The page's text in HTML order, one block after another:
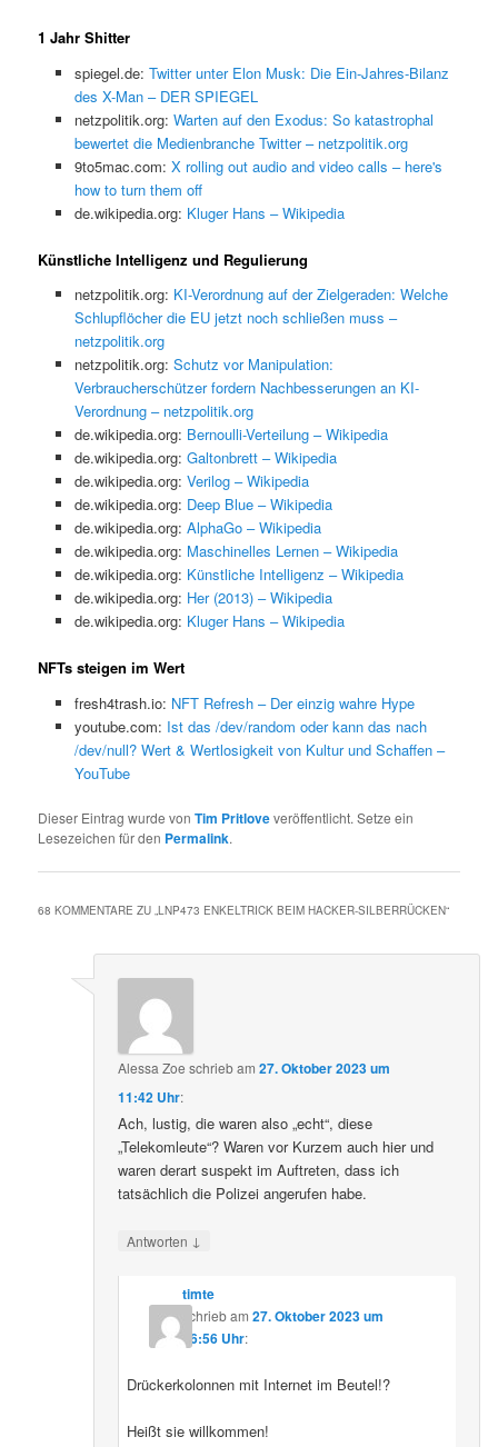
1 Jahr Shitter
spiegel.de: Twitter unter Elon Musk: Die Ein-Jahres-Bilanz
des X-Man – DER SPIEGEL
netzpolitik.org: Warten auf den Exodus: So katastrophal
bewertet die Medienbranche Twitter – netzpolitik.org
9to5mac.com: X rolling out audio and video calls – here's
how to turn them off
de.wikipedia.org: Kluger Hans – Wikipedia
Künstliche Intelligenz und Regulierung
netzpolitik.org: KI-Verordnung auf der Zielgeraden: Welche
Schlupflöcher die EU jetzt noch schließen muss –
netzpolitik.org
netzpolitik.org: Schutz vor Manipulation:
Verbraucherschützer fordern Nachbesserungen an KI-
Verordnung – netzpolitik.org
de.wikipedia.org: Bernoulli-Verteilung – Wikipedia
de.wikipedia.org: Galtonbrett – Wikipedia
de.wikipedia.org: Verilog – Wikipedia
de.wikipedia.org: Deep Blue – Wikipedia
de.wikipedia.org: AlphaGo – Wikipedia
de.wikipedia.org: Maschinelles Lernen – Wikipedia
de.wikipedia.org: Künstliche Intelligenz – Wikipedia
de.wikipedia.org: Her (2013) – Wikipedia
de.wikipedia.org: Kluger Hans – Wikipedia
NFTs steigen im Wert
fresh4trash.io: NFT Refresh – Der einzig wahre Hype
youtube.com: Ist das /dev/random oder kann das nach
/dev/null? Wert & Wertlosigkeit von Kultur und Schaffen –
YouTube
Dieser Eintrag wurde vonTim Pritloveveröffentlicht. Setze ein
Lesezeichen für den Permalink.
68 KOMMENTARE ZU „LNP473 ENKELTRICK BEIM HACKER-SILBERRÜCKEN“
Alessa Zoe schriebam27. Oktober 2023 um
11:42 Uhr:
Ach, lustig, die waren also „echt“, diese
„Telekomleute“? Waren vor Kurzem auch hier und
waren derart suspekt im Auftreten, dass ich
tatsächlich die Polizei angerufen habe.
Antworten ↓
timte
schriebam 27. Oktober 2023 um
16:56 Uhr:
Drückerkolonnen mit Internet im Beutel!?
Heißt sie willkommen!